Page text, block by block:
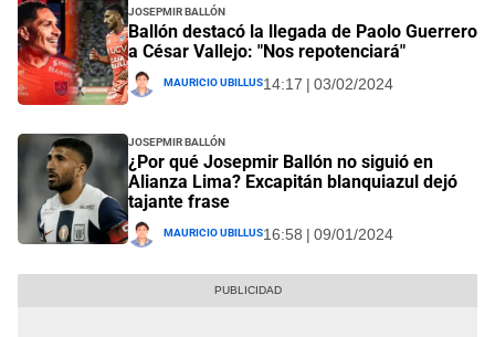
Josepmir Ballón
Ballón destacó la llegada de Paolo Guerrero
a César Vallejo: "Nos repotenciará"
Mauricio Ubillus14:17 | 03/02/2024
Josepmir Ballón
¿Por qué Josepmir Ballón no siguió en
Alianza Lima? Excapitán blanquiazul dejó
tajante frase
Mauricio Ubillus16:58 | 09/01/2024